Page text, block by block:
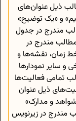
ذیل عنوان‌های
و «یک توضیح»
مندرج در جدول
مندرج در
زمان، نقشه‌ها و
و سایر نمودارها
تمامی فعالیت‌ها
ذیل عنوان
و مدارک»
مندرج در زیرنویس